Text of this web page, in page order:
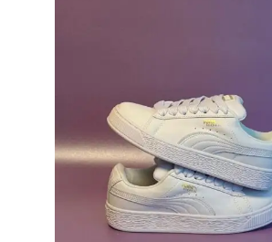
la
página
de
producto